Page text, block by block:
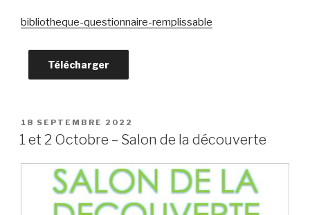
bibliotheque-questionnaire-remplissable
Télécharger
PUBLIÉ
LE
18 SEPTEMBRE 2022
1 et 2 Octobre – Salon de la découverte